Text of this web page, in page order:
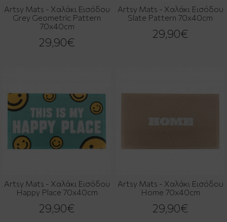
Artsy Mats - Χαλάκι Εισόδου
Grey Geometric Pattern
70x40cm
29,90€
Artsy Mats - Χαλάκι Εισόδου
Slate Pattern 70x40cm
29,90€
Artsy Mats - Χαλάκι Εισόδου
Happy Place 70x40cm
29,90€
Artsy Mats - Χαλάκι Εισόδου
Home 70x40cm
29,90€